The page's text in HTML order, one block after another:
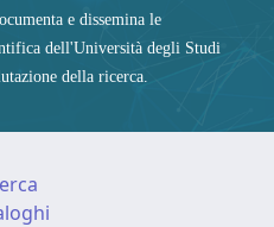
e dissemina le
dell'Università degli Studi
della ricerca.